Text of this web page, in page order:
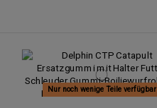
Nur noch wenige Teile verfügbar